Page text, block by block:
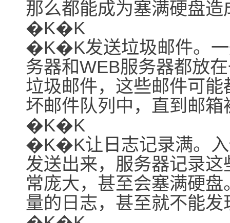
那么都能成为塞满硬盘
�K�K
�K�K发送垃圾邮件。一
务器和WEB服务器都放
垃圾邮件，这些邮件可
坏邮件队列中，直到邮
�K�K
�K�K让日志记录满。入
发送出来，服务器记录
常庞大，甚至会塞满硬
量的日志，甚至就不能